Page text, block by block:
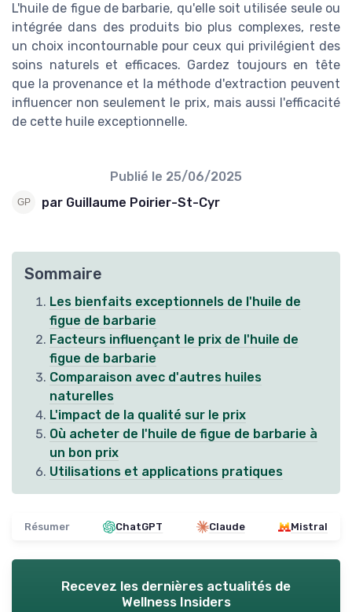
L'huile de figue de barbarie, qu'elle soit utilisée seule ou
intégrée dans des produits bio plus complexes, reste
un choix incontournable pour ceux qui privilégient des
soins naturels et efficaces. Gardez toujours en tête
que la provenance et la méthode d'extraction peuvent
influencer non seulement le prix, mais aussi l'efficacité
de cette huile exceptionnelle.
Publié le 25/06/2025
par Guillaume Poirier-St-Cyr
Sommaire
Les bienfaits exceptionnels de l'huile de
figue de barbarie
Facteurs influençant le prix de l'huile de
figue de barbarie
Comparaison avec d'autres huiles
naturelles
L'impact de la qualité sur le prix
Où acheter de l'huile de figue de barbarie à
un bon prix
Utilisations et applications pratiques
Résumer ChatGPT Claude Mistral
Recevez les dernières actualités de
Wellness Insiders